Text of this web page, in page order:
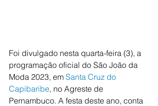
Foi divulgado nesta quarta-feira (3), a
programação oficial do São João da
Moda 2023, em Santa Cruz do
Capibaribe, no Agreste de
Pernambuco. A festa deste ano, conta